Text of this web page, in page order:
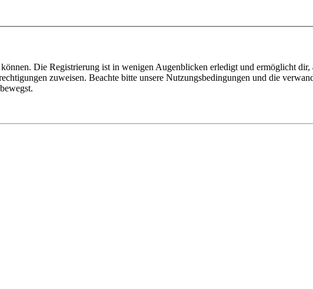
Die Registrierung ist in wenigen Augenblicken erledigt und ermöglicht
zuweisen. Beachte bitte unsere Nutzungsbedingungen und die